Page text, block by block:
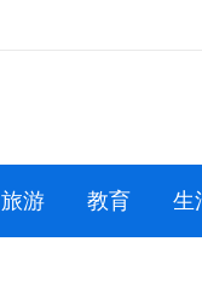
旅游 教育 生